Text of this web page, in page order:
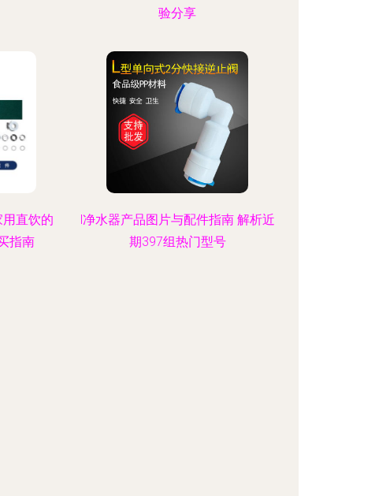
验分享
直饮的
指南
l净水器产品图片与配件指南 解析近
期397组热门型号